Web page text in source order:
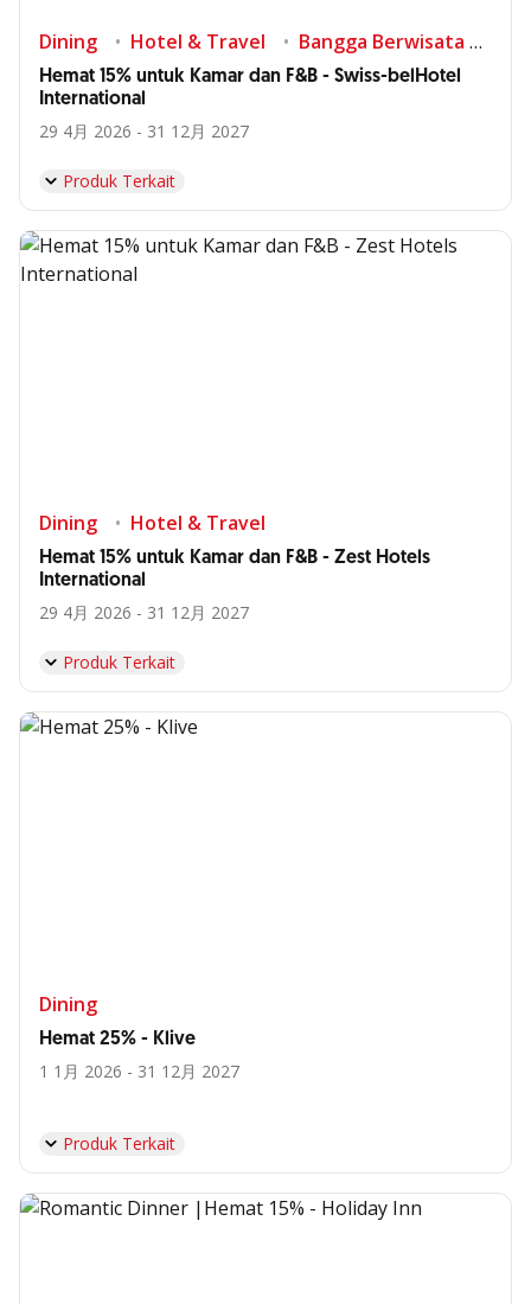
Dining Hotel & Travel Bangga Berwisata di Indonesia
Hemat 15% untuk Kamar dan F&B - Swiss-belHotel
International
29 4月 2026 - 31 12月 2027
Produk Terkait
Dining Hotel & Travel
Hemat 15% untuk Kamar dan F&B - Zest Hotels
International
29 4月 2026 - 31 12月 2027
Produk Terkait
Dining
Hemat 25% - Klive
1 1月 2026 - 31 12月 2027
Produk Terkait